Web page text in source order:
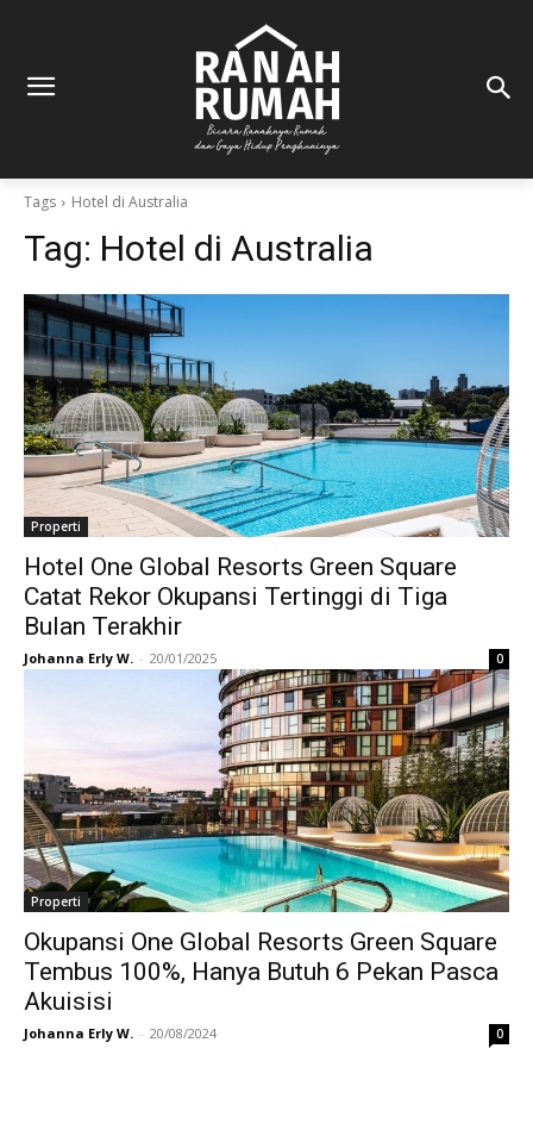
Tags Hotel di Australia
Tag: Hotel di Australia
Properti
Hotel One Global Resorts Green Square
Catat Rekor Okupansi Tertinggi di Tiga
Bulan Terakhir
Johanna Erly W. - 20/01/2025 0
Properti
Okupansi One Global Resorts Green Square
Tembus 100%, Hanya Butuh 6 Pekan Pasca
Akuisisi
Johanna Erly W. - 20/08/2024 0